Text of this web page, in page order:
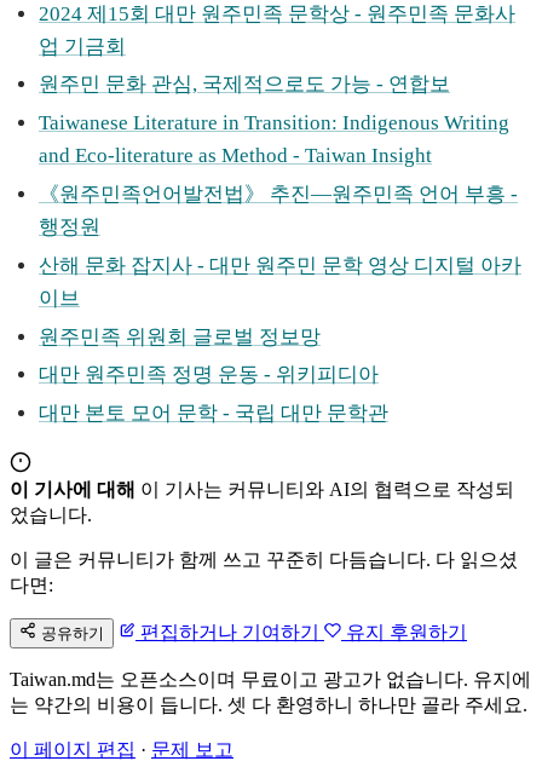
2024 제15회 대만 원주민족 문학상 - 원주민족 문화사
업 기금회
원주민 문화 관심, 국제적으로도 가능 - 연합보
Taiwanese Literature in Transition: Indigenous Writing
and Eco-literature as Method - Taiwan Insight
《원주민족언어발전법》 추진—원주민족 언어 부흥 -
행정원
산해 문화 잡지사 - 대만 원주민 문학 영상 디지털 아카
이브
원주민족 위원회 글로벌 정보망
대만 원주민족 정명 운동 - 위키피디아
대만 본토 모어 문학 - 국립 대만 문학관
이 기사에 대해 이 기사는 커뮤니티와 AI의 협력으로 작성되
었습니다.
이 글은 커뮤니티가 함께 쓰고 꾸준히 다듬습니다. 다 읽으셨
다면:
공유하기 편집하거나 기여하기 유지 후원하기
Taiwan.md는 오픈소스이며 무료이고 광고가 없습니다. 유지에
는 약간의 비용이 듭니다. 셋 다 환영하니 하나만 골라 주세요.
이 페이지 편집 · 문제 보고